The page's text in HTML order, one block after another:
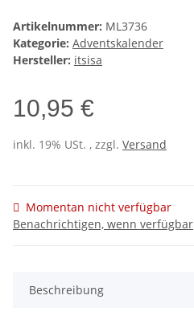
Artikelnummer: ML3736
Kategorie: Adventskalender
Hersteller: itsisa
10,95 €
inkl. 19% USt. , zzgl. Versand
Momentan nicht verfügbar
Benachrichtigen, wenn verfügbar
Beschreibung